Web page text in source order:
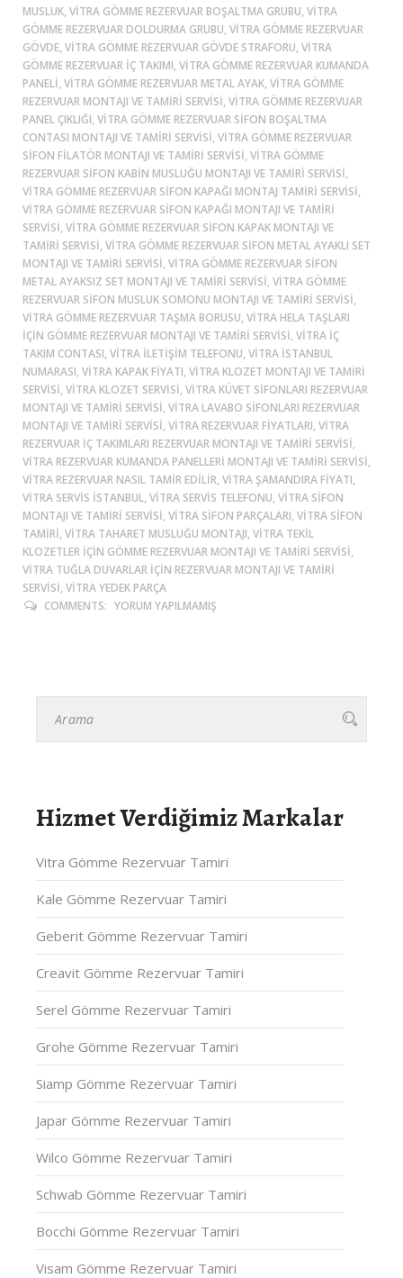
MUSLUK, VITRA GÖMME REZERVUAR BOŞALTMA GRUBU, VITRA
GÖMME REZERVUAR DOLDURMA GRUBU, VITRA GÖMME REZERVUAR
GÖVDE, VITRA GÖMME REZERVUAR GÖVDE STRAFORU, VITRA
GÖMME REZERVUAR IÇ TAKIMI, VITRA GÖMME REZERVUAR KUMANDA
PANELI, VITRA GÖMME REZERVUAR METAL AYAK, VITRA GÖMME
REZERVUAR MONTAJI VE TAMIRI SERVISI, VITRA GÖMME REZERVUAR
PANEL ÇIKLIĞI, VITRA GÖMME REZERVUAR SIFON BOŞALTMA
CONTASI MONTAJI VE TAMIRI SERVISI, VITRA GÖMME REZERVUAR
SIFON FILATÖR MONTAJI VE TAMIRI SERVISI, VITRA GÖMME
REZERVUAR SIFON KABIN MUSLUĞU MONTAJI VE TAMIRI SERVISI,
VITRA GÖMME REZERVUAR SIFON KAPAĞI MONTAJ TAMIRI SERVISI,
VITRA GÖMME REZERVUAR SIFON KAPAĞI MONTAJI VE TAMIRI
SERVISI, VITRA GÖMME REZERVUAR SIFON KAPAK MONTAJI VE
TAMIRI SERVISI, VITRA GÖMME REZERVUAR SIFON METAL AYAKLI SET
MONTAJI VE TAMIRI SERVISI, VITRA GÖMME REZERVUAR SIFON
METAL AYAKSIZ SET MONTAJI VE TAMIRI SERVISI, VITRA GÖMME
REZERVUAR SIFON MUSLUK SOMONU MONTAJI VE TAMIRI SERVISI,
VITRA GÖMME REZERVUAR TAŞMA BORUSU, VITRA HELA TAŞLARI
IÇIN GÖMME REZERVUAR MONTAJI VE TAMIRI SERVISI, VITRA IÇ
TAKIM CONTASI, VITRA ILETIŞIM TELEFONU, VITRA ISTANBUL
NUMARASI, VITRA KAPAK FIYATI, VITRA KLOZET MONTAJI VE TAMIRI
SERVISI, VITRA KLOZET SERVISI, VITRA KÜVET SIFONLARI REZERVUAR
MONTAJI VE TAMIRI SERVISI, VITRA LAVABO SIFONLARI REZERVUAR
MONTAJI VE TAMIRI SERVISI, VITRA REZERVUAR FIYATLARI, VITRA
REZERVUAR IÇ TAKIMLARI REZERVUAR MONTAJI VE TAMIRI SERVISI,
VITRA REZERVUAR KUMANDA PANELLERI MONTAJI VE TAMIRI SERVISI,
VITRA REZERVUAR NASIL TAMIR EDILIR, VITRA ŞAMANDIRA FIYATI,
VITRA SERVIS ISTANBUL, VITRA SERVIS TELEFONU, VITRA SIFON
MONTAJI VE TAMIRI SERVISI, VITRA SIFON PARÇALARI, VITRA SIFON
TAMIRI, VITRA TAHARET MUSLUĞU MONTAJI, VITRA TEKIL
KLOZETLER IÇIN GÖMME REZERVUAR MONTAJI VE TAMIRI SERVISI,
VITRA TUĞLA DUVARLAR IÇIN REZERVUAR MONTAJI VE TAMIRI
SERVISI, VITRA YEDEK PARÇA
COMMENTS: YORUM YAPILMAMIŞ
Hizmet Verdiğimiz Markalar
Vitra Gömme Rezervuar Tamiri
Kale Gömme Rezervuar Tamiri
Geberit Gömme Rezervuar Tamiri
Creavit Gömme Rezervuar Tamiri
Serel Gömme Rezervuar Tamiri
Grohe Gömme Rezervuar Tamiri
Siamp Gömme Rezervuar Tamiri
Japar Gömme Rezervuar Tamiri
Wilco Gömme Rezervuar Tamiri
Schwab Gömme Rezervuar Tamiri
Bocchi Gömme Rezervuar Tamiri
Visam Gömme Rezervuar Tamiri